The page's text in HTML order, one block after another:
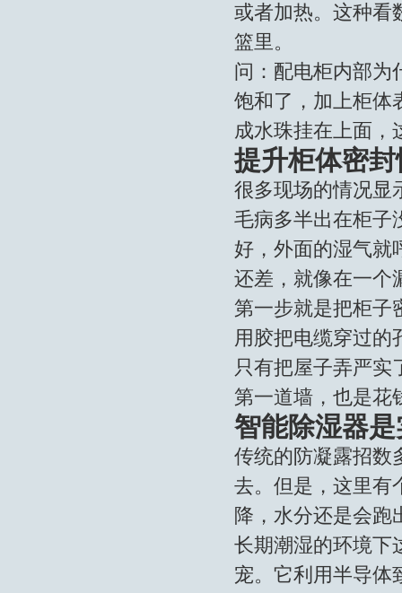
或者加热。这种看
篮里。
问：配电柜内部为
饱和了，加上柜体
成水珠挂在上面，
提升柜体密
很多现场的情况显
毛病多半出在柜子
好，外面的湿气就
还差，就像在一个
第一步就是把柜子
用胶把电缆穿过的
只有把屋子弄严实
第一道墙，也是花
智能除湿器
传统的防凝露招数
去。但是，这里有
降，水分还是会跑
长期潮湿的环境下
宠。它利用半导体